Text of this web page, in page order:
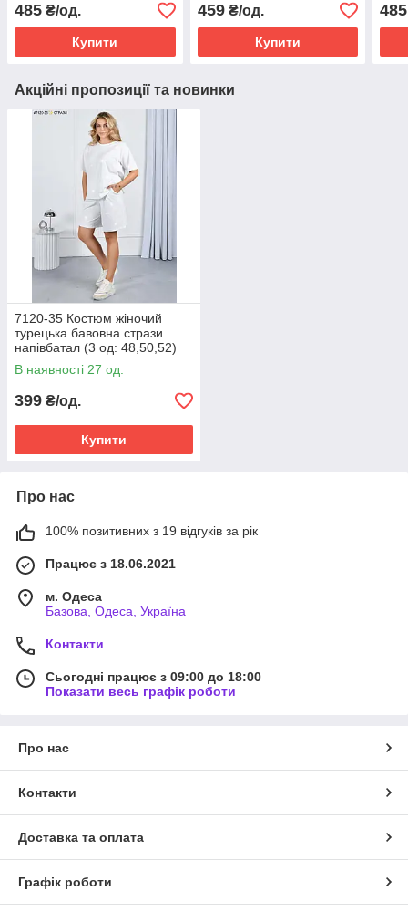
485 ₴/од.
Купити
459₴/од.
Купити
485
Акційні пропозиції та новинки
7120-35 Костюм жіночий
турецька бавовна стрази
напівбатал (3 од: 48,50,52)
В наявності 27 од.
399 ₴/од.
Купити
Про нас
100% позитивних з 19 відгуків за рік
Працює з 18.06.2021
м. Одеса
Базова, Одеса, Україна
Контакти
Сьогодні працює з 09:00 до 18:00
Показати весь графік роботи
Про нас
Контакти
Доставка та оплата
Графік роботи